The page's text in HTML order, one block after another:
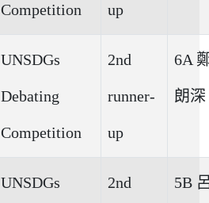
Competition up
UNSDGs
Debating
Competition
2nd
runner-
up
6A
朗深
UNSDGs 2nd 5B